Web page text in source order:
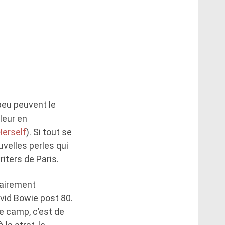
peuvent le
en
). Si tout se
perles qui
de Paris.
Bowie post 80.
camp, c’est de